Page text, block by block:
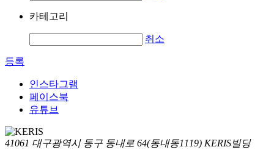
카테고리
취소
등록
인스타그램
페이스북
유튜브
41061 대구광역시 동구 동내로 64(동내동1119) KERIS빌딩